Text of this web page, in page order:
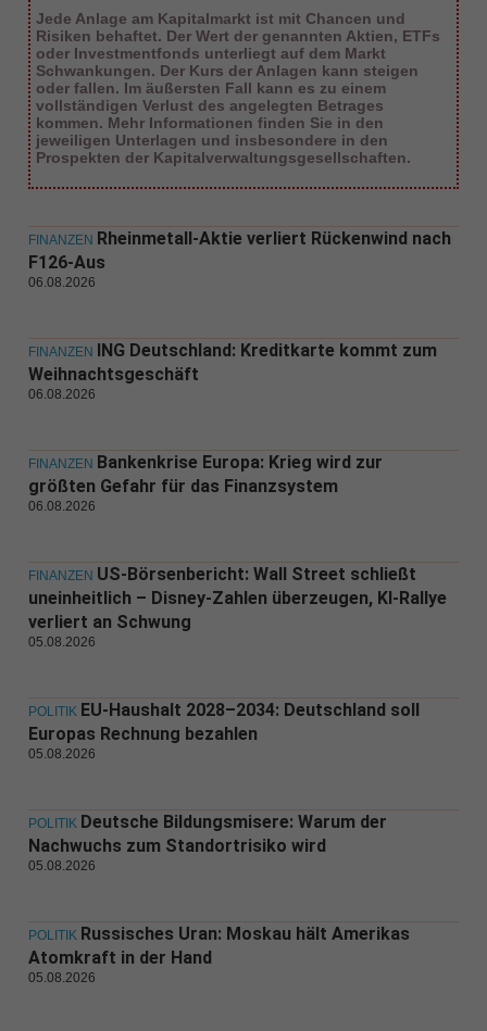
Jede Anlage am Kapitalmarkt ist mit Chancen und
Risiken behaftet. Der Wert der genannten Aktien, ETFs
oder Investmentfonds unterliegt auf dem Markt
Schwankungen. Der Kurs der Anlagen kann steigen
oder fallen. Im äußersten Fall kann es zu einem
vollständigen Verlust des angelegten Betrages
kommen. Mehr Informationen finden Sie in den
jeweiligen Unterlagen und insbesondere in den
Prospekten der Kapitalverwaltungsgesellschaften.
FINANZEN Rheinmetall-Aktie verliert Rückenwind nach
F126-Aus
06.08.2026
FINANZEN
ING Deutschland: Kreditkarte kommt zum
Weihnachtsgeschäft
06.08.2026
FINANZEN Bankenkrise Europa: Krieg wird zur
größten Gefahr für das Finanzsystem
06.08.2026
FINANZEN US-Börsenbericht: Wall Street schließt
uneinheitlich – Disney-Zahlen überzeugen, KI-Rallye
verliert an Schwung
05.08.2026
POLITIK EU-Haushalt 2028–2034: Deutschland soll
Europas Rechnung bezahlen
05.08.2026
POLITIK Deutsche Bildungsmisere: Warum der
Nachwuchs zum Standortrisiko wird
05.08.2026
POLITIK Russisches Uran: Moskau hält Amerikas
Atomkraft in der Hand
05.08.2026